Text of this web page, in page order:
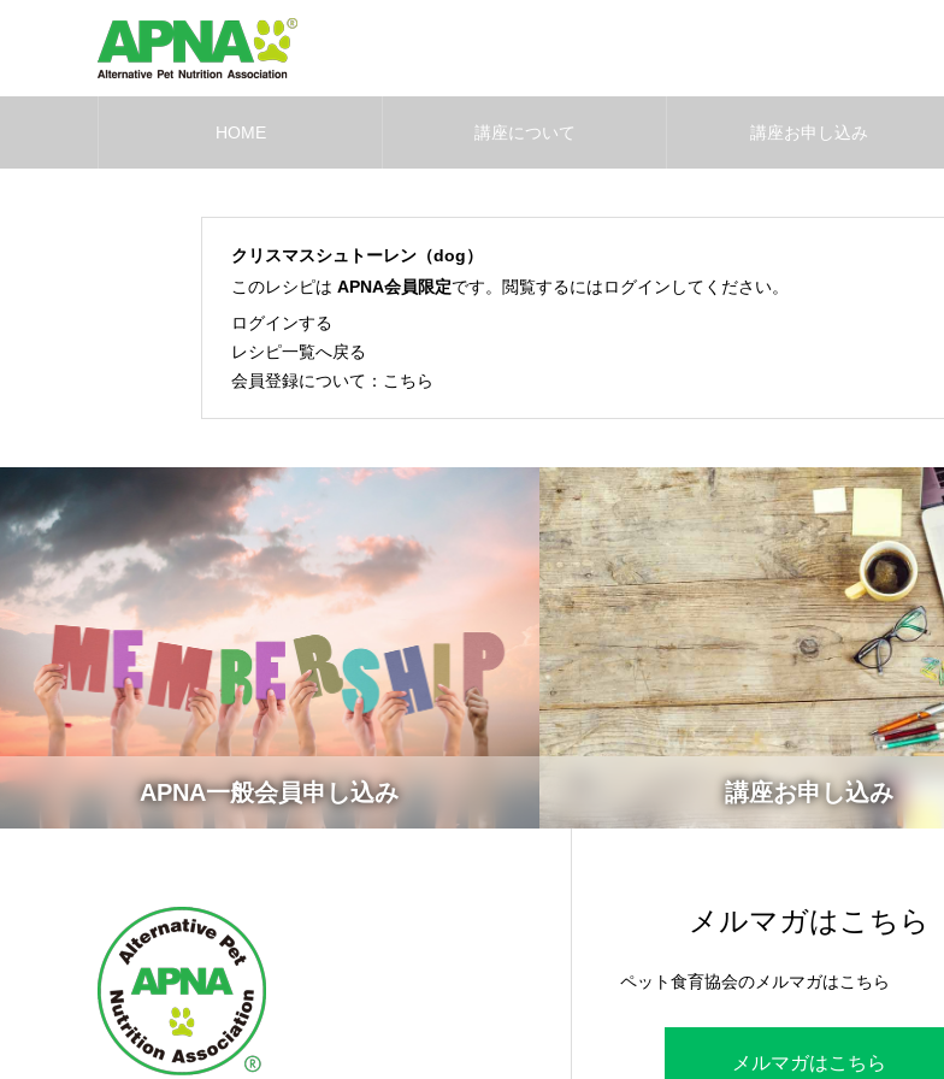
HOME 講座について 講座お申し込み
クリスマスシュトーレン（dog）
このレシピは APNA会員限定です。閲覧するにはログインしてください。
ログインする
レシピ一覧へ戻る
会員登録について： こちら
APNA一般会員申し込み 講座お申し込み
メルマガはこちら
ペット食育協会のメルマガはこちら
メルマガはこちら